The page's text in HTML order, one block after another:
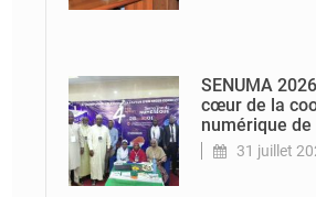
© Ministère de
SENUMA
cœur de la
numérique de
31 juillet